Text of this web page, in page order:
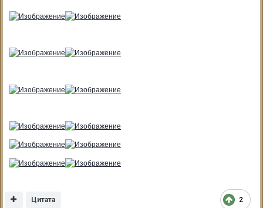
2
Цитата